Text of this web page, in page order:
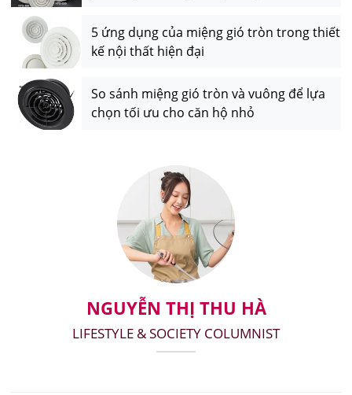
5 ứng dụng của miệng gió tròn trong thiết
kế nội thất hiện đại
So sánh miệng gió tròn và vuông để lựa
chọn tối ưu cho căn hộ nhỏ
NGUYỄN THỊ THU HÀ
LIFESTYLE & SOCIETY COLUMNIST